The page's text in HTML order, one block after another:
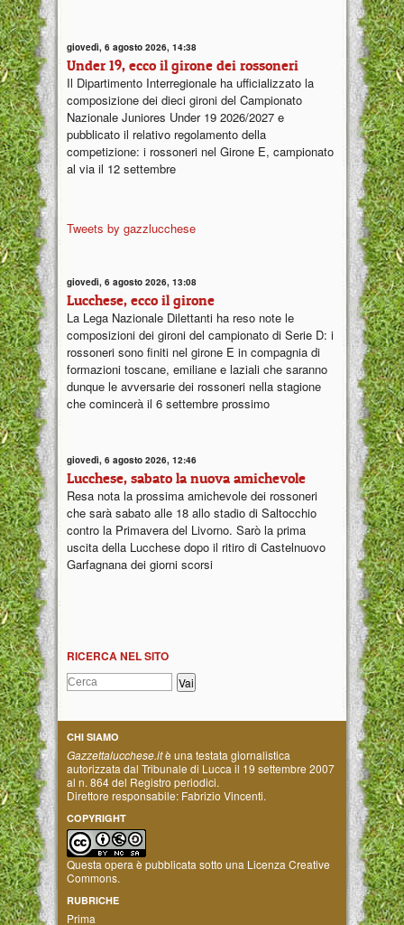
giovedì, 6 agosto 2026, 14:38
Under 19, ecco il girone dei rossoneri
Il Dipartimento Interregionale ha ufficializzato la
composizione dei dieci gironi del Campionato
Nazionale Juniores Under 19 2026/2027 e
pubblicato il relativo regolamento della
competizione: i rossoneri nel Girone E, campionato
al via il 12 settembre
Tweets by gazzlucchese
giovedì, 6 agosto 2026, 13:08
Lucchese, ecco il girone
La Lega Nazionale Dilettanti ha reso note le
composizioni dei gironi del campionato di Serie D: i
rossoneri sono finiti nel girone E in compagnia di
formazioni toscane, emiliane e laziali che saranno
dunque le avversarie dei rossoneri nella stagione
che comincerà il 6 settembre prossimo
giovedì, 6 agosto 2026, 12:46
Lucchese, sabato la nuova amichevole
Resa nota la prossima amichevole dei rossoneri
che sarà sabato alle 18 allo stadio di Saltocchio
contro la Primavera del Livorno. Sarò la prima
uscita della Lucchese dopo il ritiro di Castelnuovo
Garfagnana dei giorni scorsi
RICERCA NEL SITO
CHI SIAMO
Gazzettalucchese.itè una testata giornalistica
autorizzata dal Tribunale di Lucca il 19 settembre 2007
al n. 864 del Registro periodici.
Direttore responsabile: Fabrizio Vincenti.
COPYRIGHT
Questa opera è pubblicata sotto una Licenza Creative
Commons.
RUBRICHE
Prima